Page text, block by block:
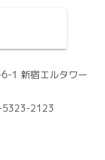
1 新宿エルタワー
5323-2123